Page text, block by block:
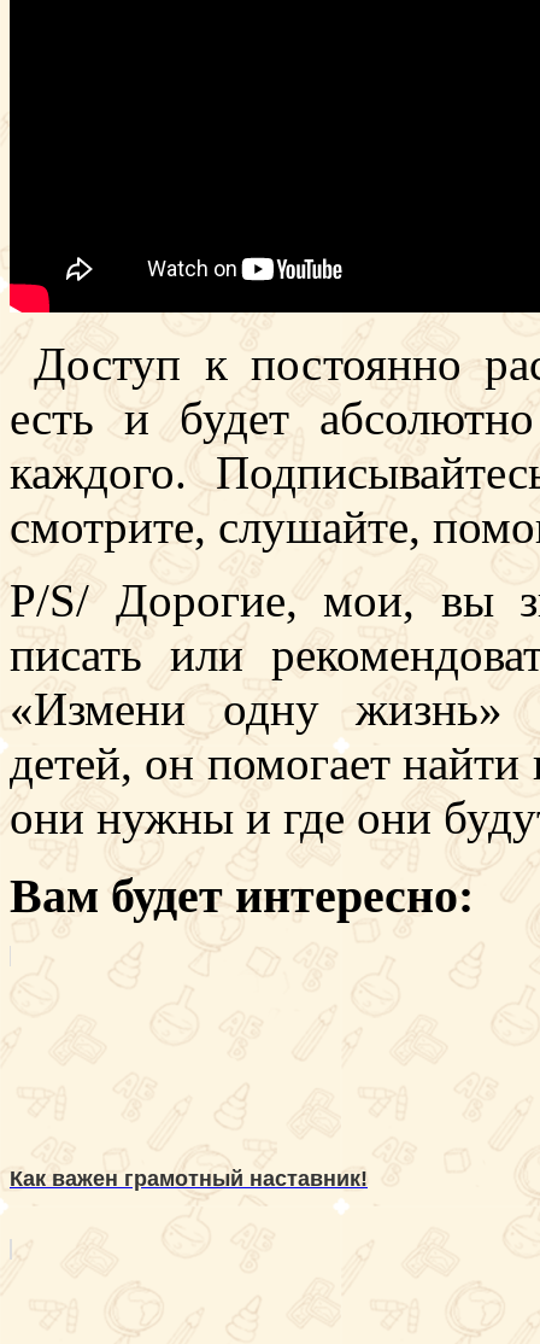
Доступ к постоянно
есть и будет
каждого.
смотрите, слушайте,
P/S/ Дорогие, мои, вы
писать или
«Измени одну жизнь»
детей, он помогает
они нужны и где они
Вам будет интересно:
Как важен грамотный наставник!